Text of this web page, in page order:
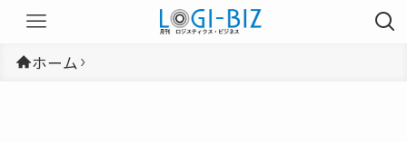
ホーム